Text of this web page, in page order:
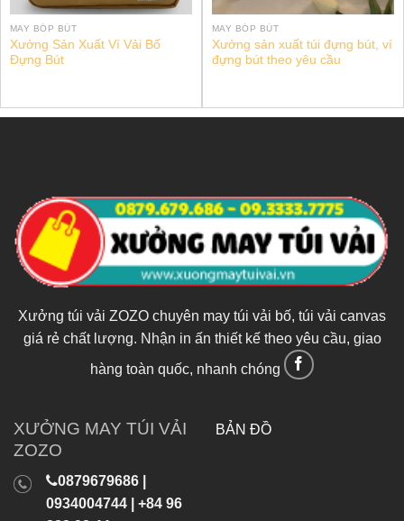
MAY BÓP BÚT
Xưởng Sản Xuất Ví Vải Bố
Đựng Bút
MAY BÓP BÚT
Xưởng sản xuất túi đựng bút, ví
đựng bút theo yêu cầu
Xưởng túi vải ZOZO chuyên may túi vải bố, túi vải canvas
giá rẻ chất lượng. Nhận in ấn thiết kế theo yêu cầu, giao
hàng toàn quốc, nhanh chóng
XƯỞNG MAY TÚI VẢI
ZOZO
0879679686 |
0934004744 | +84 96
BẢN ĐỒ